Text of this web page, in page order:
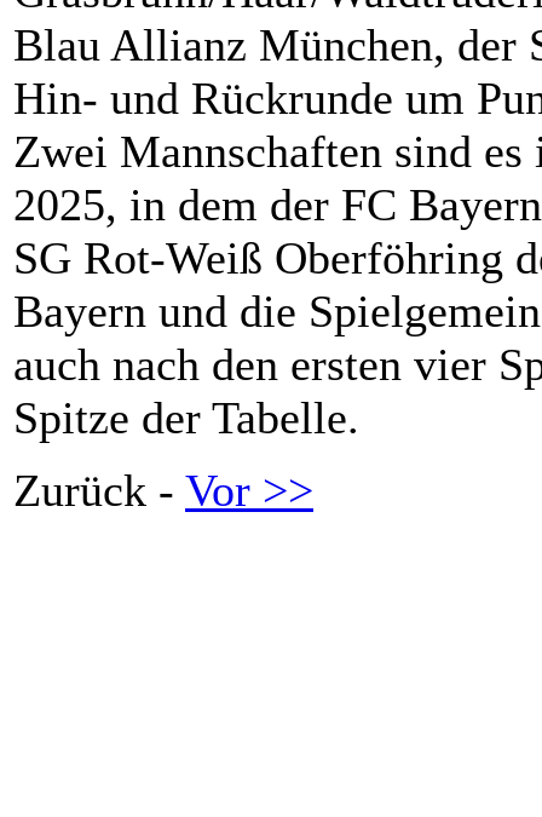
Blau Allianz München, der
Hin- und Rückrunde um
Zwei Mannschaften sind
2025, in dem der FC
SG Rot-Weiß Oberföhring
Bayern und die
auch nach den ersten vier
Spitze der Tabelle.
Zurück - Vor >>